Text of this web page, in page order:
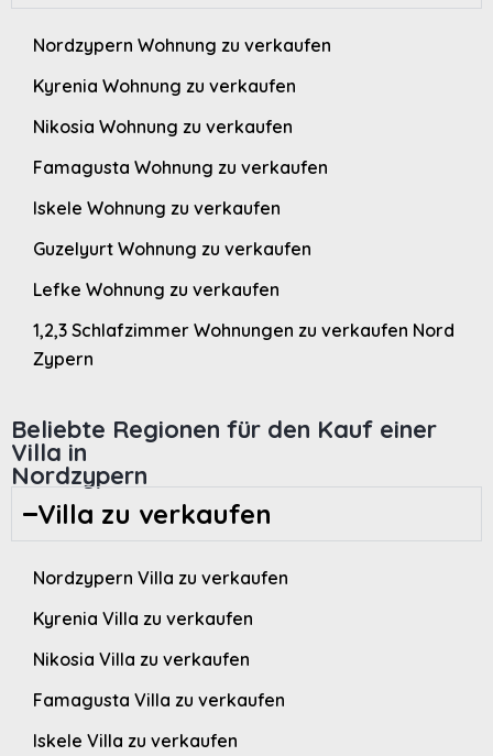
Nordzypern Wohnung zu verkaufen
Kyrenia Wohnung zu verkaufen
Nikosia Wohnung zu verkaufen
Famagusta Wohnung zu verkaufen
Iskele Wohnung zu verkaufen
Guzelyurt Wohnung zu verkaufen
Lefke Wohnung zu verkaufen
1,2,3 Schlafzimmer Wohnungen zu verkaufen Nord
Zypern
Beliebte Regionen für den Kauf einer
Villa in
Nordzypern
Villa zu verkaufen
Nordzypern Villa zu verkaufen
Kyrenia Villa zu verkaufen
Nikosia Villa zu verkaufen
Famagusta Villa zu verkaufen
Iskele Villa zu verkaufen